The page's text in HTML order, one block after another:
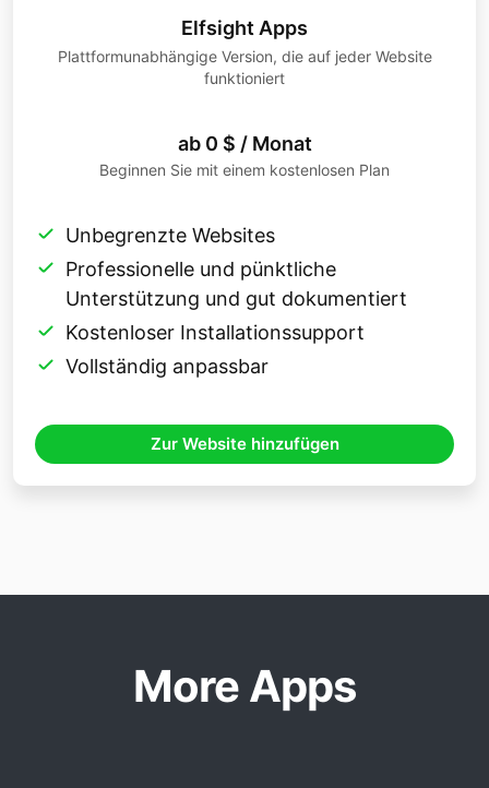
Elfsight Apps
Plattformunabhängige Version, die auf jeder Website
funktioniert
ab 0 $ / Monat
Beginnen Sie mit einem kostenlosen Plan
Unbegrenzte Websites
Professionelle und pünktliche
Unterstützung und gut dokumentiert
Kostenloser Installationssupport
Vollständig anpassbar
Zur Website hinzufügen
More Apps